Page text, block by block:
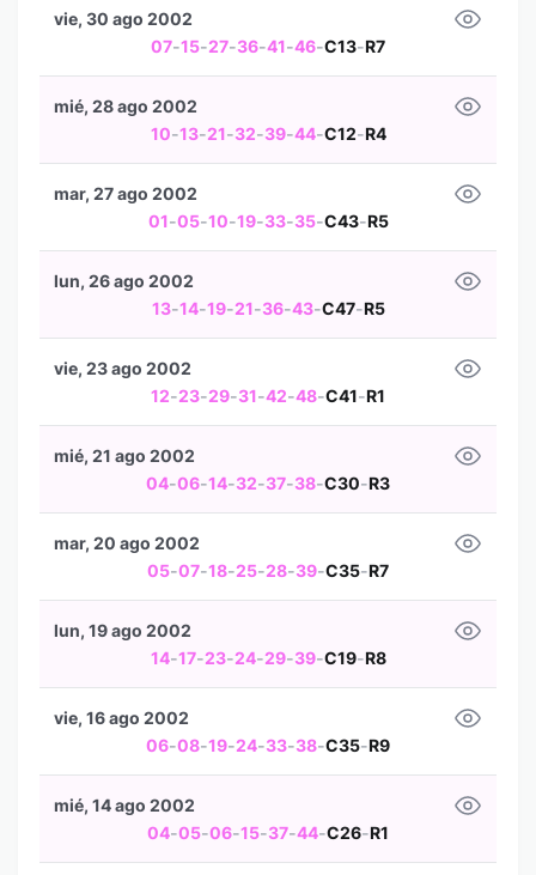
07-15-27-36-41-46-C13-R7
vie, 30 ago 2002
10-13-21-32-39-44-C12-R4
mié, 28 ago 2002
01-05-10-19-33-35-C43-R5
mar, 27 ago 2002
13-14-19-21-36-43-C47-R5
lun, 26 ago 2002
12-23-29-31-42-48-C41-R1
vie, 23 ago 2002
04-06-14-32-37-38-C30-R3
mié, 21 ago 2002
05-07-18-25-28-39-C35-R7
mar, 20 ago 2002
14-17-23-24-29-39-C19-R8
lun, 19 ago 2002
06-08-19-24-33-38-C35-R9
vie, 16 ago 2002
04-05-06-15-37-44-C26-R1
mié, 14 ago 2002